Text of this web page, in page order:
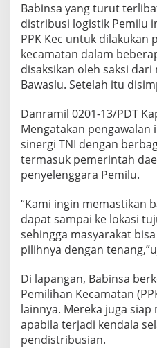
e
n
d
s
t
r
b
u
s
a
n
o
t
a
k
S
a
r
a
P
i
Babinsa yang turut
distribusi logistik Pemilu
PPK Kec untuk dilakukan
kecamatan dalam
disaksikan oleh saksi
Bawaslu. Setelah itu
Danramil 0201-13/PDT
Mengatakan
sinergi TNI dengan
termasuk pemerintah
penyelenggara Pemilu.
“Kami ingin memastikan
dapat sampai ke lokasi
sehingga masyarakat
pilihnya dengan
Di lapangan, Babinsa
Pemilihan Kecamatan
lainnya. Mereka juga
apabila terjadi kendala
pendistribusian.